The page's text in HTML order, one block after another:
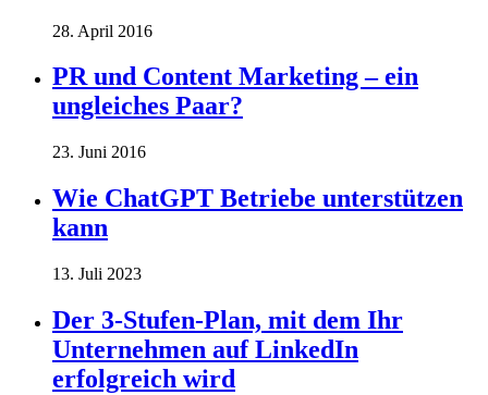
28. April 2016
PR und Content Marketing – ein
ungleiches Paar?
23. Juni 2016
Wie ChatGPT Betriebe unterstützen
kann
13. Juli 2023
Der 3-Stufen-Plan, mit dem Ihr
Unternehmen auf LinkedIn
erfolgreich wird